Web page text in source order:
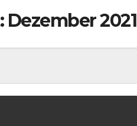
Dezember 2021